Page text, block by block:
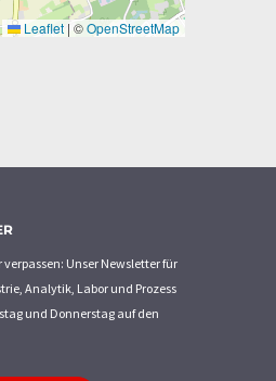
Leaflet | ©OpenStreetMap
Unser Newsletter für
Analytik, Labor und Prozess
und Donnerstag auf den